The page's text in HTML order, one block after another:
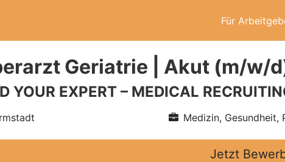
Für
Geriatrie | Akut (m/w/
YOUR EXPERT – MEDICAL
Medizin, Gesundheit,
Jetzt